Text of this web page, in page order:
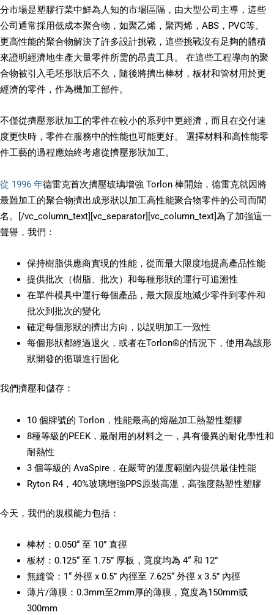
分市場是塑膠行業中鮮為人知的市場區隔，由大型公司主導，這些
公司通常採用低成本聚合物，如聚乙烯，聚丙烯，ABS，PVC等。
更高性能的聚合物解決了許多設計挑戰，這些挑戰沒有足夠的體積
來證明經濟地生產大量零件所需的昂貴工具。 在這些工程導向的聚
合物被引入毛坯形狀后不久，隨後將擠出棒材，板材和管材用於更
經濟的零件，作為機加工部件。
不僅從擠壓形狀加工的零件在較小的系列中更經濟，而且在交付速
度更快時，零件在服務中的性能也可能更好。 選擇材料和高性能零
件工藝的過程應始終考慮從擠壓形狀加工。
從 1996 年德雷克首次擠壓玻璃增強 Torlon 棒開始，德雷克就因將
最難加工的聚合物擠出成形狀以加工高性能聚合物零件的公司而聞
名。[/vc_column_text][vc_separator][vc_column_text]為了加強這一
聲譽，我們：
保持樹脂供應商實現的性能，從而最大限度地提高產品性能
提供批次（樹脂、批次）和每種形狀的運行可追溯性
在單件模具中運行每個產品，最大限度地減少零件到零件和
批次到批次的變化
確定每個形狀的擠出方向，以説明加工一致性
每個形狀都經過退火，或者在Torlon®的情況下，使用為該形
狀開發的循環進行固化
我們擠壓和儲存：
10 個牌號的 Torlon，性能最高的熔融加工熱塑性塑膠
8種等級的PEEK，最耐用的材料之一，具有優異的耐化學性和
耐熱性
3 個等級的 AvaSpire，在嚴苛的溫度範圍內提供最佳性能
Ryton R4，40%玻璃增強PPS原裝高溫，高強度熱塑性塑膠
今天，我們的規模能力包括：
棒材：0.050“ 至 10” 直徑
板材：0.125“ 至 1.75” 厚板，寬度均為 4“ 和 12”
無縫管：1“ 外徑 x 0.5” 內徑至 7.625“ 外徑 x 3.5” 內徑
薄片/薄膜：0.3mm至2mm厚的薄膜，寬度為150mm或
300mm